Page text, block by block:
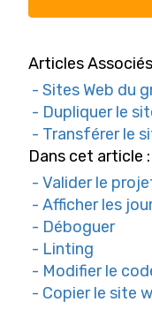
Articles
- Sites Web du
- Dupliquer le
- Transférer le
Dans cet article :
- Valider le
- Afficher les
- Déboguer
- Linting
- Modifier le
- Copier le site